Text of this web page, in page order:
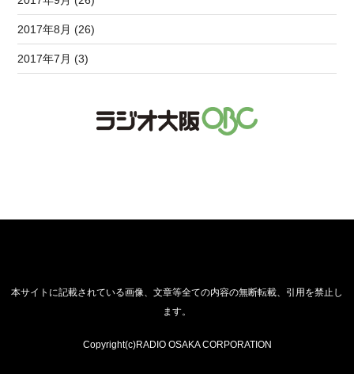
2017年8月 (26)
2017年7月 (3)
本サイトに記載されている画像、文章等全ての内容の無断転載、引用を禁止し
ます。
Copyright(c)RADIO OSAKA CORPORATION